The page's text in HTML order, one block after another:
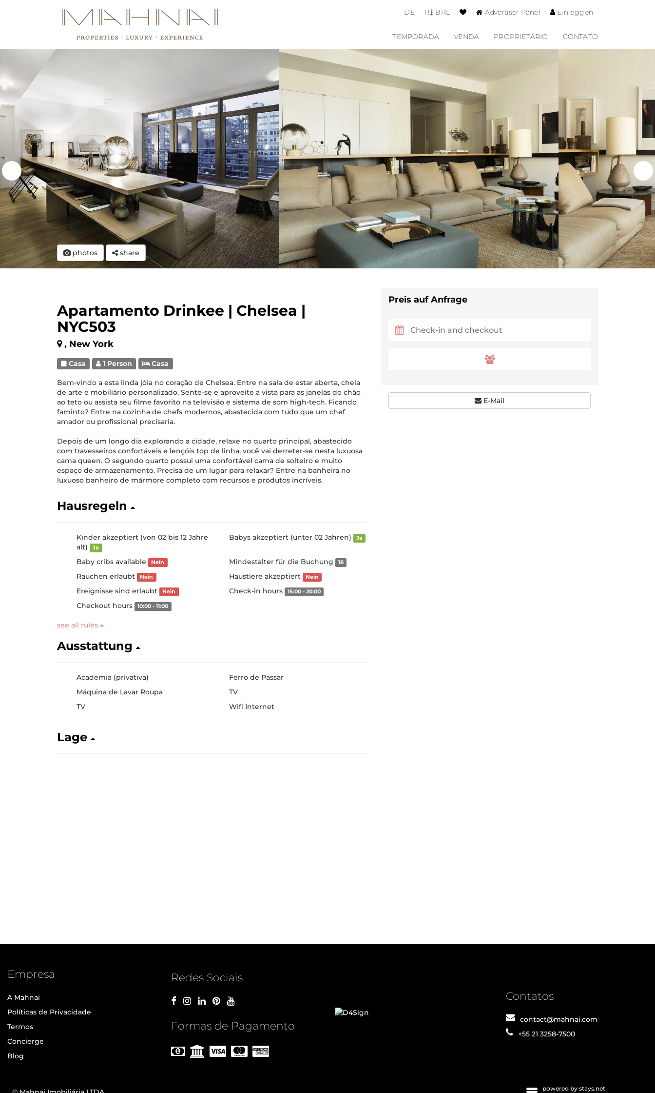
DE R$ BRL Advertiser Panel Einloggen
TEMPORADA VENDA PROPRIETÁRIO CONTATO
photos share
Apartamento Drinkee | Chelsea |
NYC503
, New York
Casa 1 Person Casa
Bem-vindo a esta linda jóia no coração de Chelsea. Entre na sala de estar aberta, cheia
de arte e mobiliário personalizado. Sente-se e aproveite a vista para as janelas do chão
ao teto ou assista seu filme favorito na televisão e sistema de som high-tech. Ficando
faminto? Entre na cozinha de chefs modernos, abastecida com tudo que um chef
amador ou profissional precisaria.
Depois de um longo dia explorando a cidade, relaxe no quarto principal, abastecido
com travesseiros confortáveis ​​e lençóis top de linha, você vai derreter-se nesta luxuosa
cama queen. O segundo quarto possui uma confortável cama de solteiro e muito
espaço de armazenamento. Precisa de um lugar para relaxar? Entre na banheira no
luxuoso banheiro de mármore completo com recursos e produtos incríveis.
Hausregeln
Kinder akzeptiert (von 02 bis 12 Jahre
alt)
Ja
Babys akzeptiert (unter 02 Jahren) Ja
Baby cribs available Nein Mindestalter für die Buchung 18
Rauchen erlaubt Nein Haustiere akzeptiert Nein
Ereignisse sind erlaubt Nein Check-in hours 15:00 - 20:00
Checkout hours 10:00 - 11:00
see all rules
Ausstattung
Academia (privativa)
Ferro de Passar
Máquina de Lavar Roupa
TV
TV
Wifi Internet
Lage
Preis auf Anfrage
E-Mail
Empresa
A Mahnai
Políticas de Privacidade
Termos
Concierge
Blog
Redes Sociais
Formas de Pagamento
Contatos
contact@mahnai.com
+55 21 3258-7500
powered by stays.net